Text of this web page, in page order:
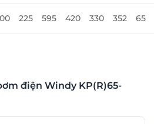
225 595 420 330 352 65
điện Windy KP(R)65-